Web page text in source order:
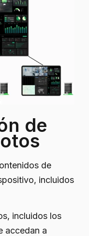
de
de
incluidos
incluidos los
accedan a